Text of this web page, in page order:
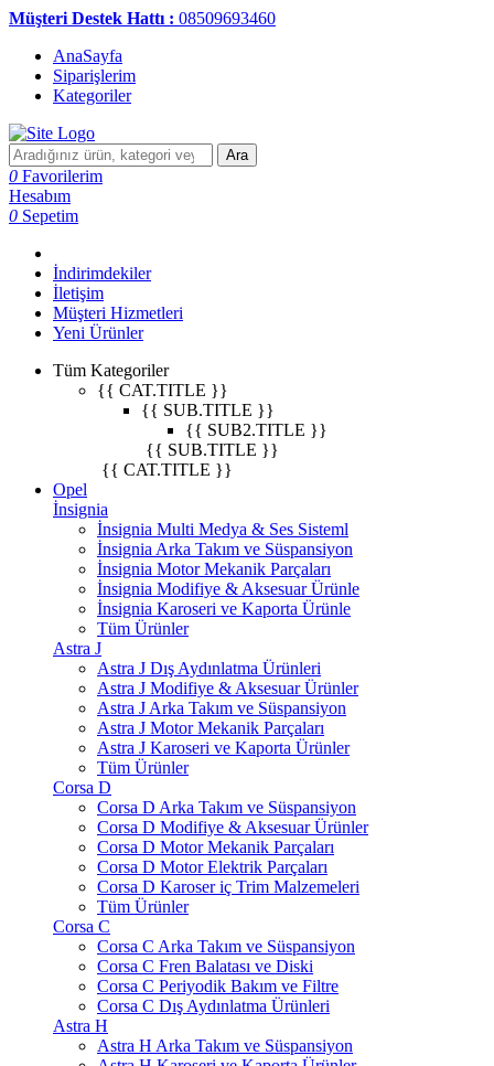
Müşteri Destek Hattı : 08509693460
AnaSayfa
Siparişlerim
Kategoriler
Ara
0 Favorilerim
Hesabım
0 Sepetim
İndirimdekiler
İletişim
Müşteri Hizmetleri
Yeni Ürünler
Tüm Kategoriler
{{ CAT.TITLE }}
{{ SUB.TITLE }}
{{ SUB2.TITLE }}
{{ SUB.TITLE }}
{{ CAT.TITLE }}
Opel
İnsignia
İnsignia Multi Medya & Ses Sisteml
İnsignia Arka Takım ve Süspansiyon
İnsignia Motor Mekanik Parçaları
İnsignia Modifiye & Aksesuar Ürünle
İnsignia Karoseri ve Kaporta Ürünle
Tüm Ürünler
Astra J
Astra J Dış Aydınlatma Ürünleri
Astra J Modifiye & Aksesuar Ürünler
Astra J Arka Takım ve Süspansiyon
Astra J Motor Mekanik Parçaları
Astra J Karoseri ve Kaporta Ürünler
Tüm Ürünler
Corsa D
Corsa D Arka Takım ve Süspansiyon
Corsa D Modifiye & Aksesuar Ürünler
Corsa D Motor Mekanik Parçaları
Corsa D Motor Elektrik Parçaları
Corsa D Karoser iç Trim Malzemeleri
Tüm Ürünler
Corsa C
Corsa C Arka Takım ve Süspansiyon
Corsa C Fren Balatası ve Diski
Corsa C Periyodik Bakım ve Filtre
Corsa C Dış Aydınlatma Ürünleri
Astra H
Astra H Arka Takım ve Süspansiyon